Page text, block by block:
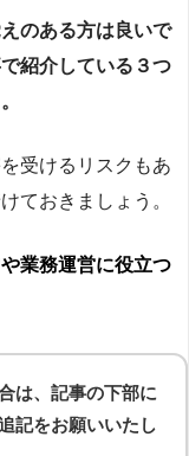
のある方は良いで
紹介している３つ
受けるリスクもあ
ておきましょう。
業務運営に役立つ
は、記事の下部に
記をお願いいたし